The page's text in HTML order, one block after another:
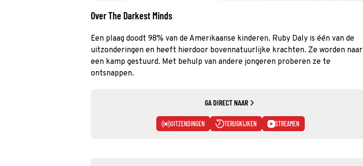
Over The Darkest Minds
Een plaag doodt 98% van de Amerikaanse kinderen. Ruby Daly is één van de
uitzonderingen en heeft hierdoor bovennatuurlijke krachten. Ze worden naar
een kamp gestuurd. Met behulp van andere jongeren proberen ze te
ontsnappen.
GA DIRECT NAAR
UITZENDINGEN TERUGKIJKEN STREAMEN